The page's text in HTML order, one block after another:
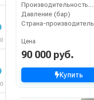
Производительность (л/ч)
Давление (бар)
Страна-производитель
Цена
90 000 руб.
Купить